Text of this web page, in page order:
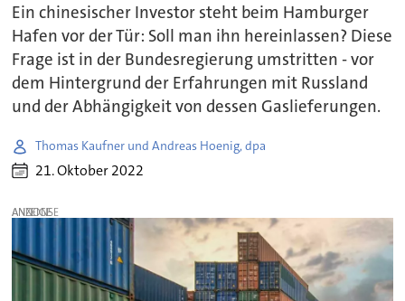
Ein chinesischer Investor steht beim Hamburger
Hafen vor der Tür: Soll man ihn hereinlassen? Diese
Frage ist in der Bundesregierung umstritten - vor
dem Hintergrund der Erfahrungen mit Russland
und der Abhängigkeit von dessen Gaslieferungen.
Thomas Kaufner und Andreas Hoenig, dpa
21. Oktober 2022
ANZEIGE